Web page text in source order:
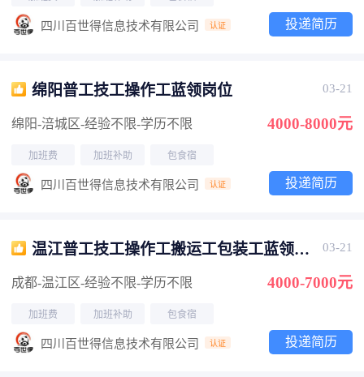
四川百世得信息技术有限公司 认证 投递简历
绵阳普工技工操作工蓝领岗位 03-21
绵阳-涪城区-经验不限-学历不限 4000-8000元
加班费 加班补助 包食宿
四川百世得信息技术有限公司 认证 投递简历
温江普工技工操作工搬运工包装工蓝领岗
03-21
成都-温江区-经验不限-学历不限 4000-7000元
加班费 加班补助 包食宿
四川百世得信息技术有限公司 认证 投递简历